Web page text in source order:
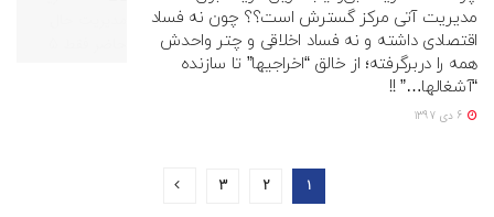
مدیریت آتی مرکز گسترش است؟؟ چون نه فساد
اقتصادی داشته و نه فساد اخلاقی و چتر واحدش
همه را دربرگرفته؛ از خالق “اخراجیها” تا سازنده
“آشغالها…” !!
1
2
3